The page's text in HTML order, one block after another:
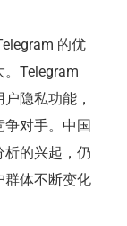
的优
Telegram
隐私功能，
争对手。中国
析的兴起，仍
群体不断变化